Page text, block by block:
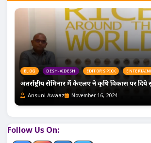
BLOG DESH-VIDESH EDITOR'S PICK
अंतर्राष्ट्रीय सेमिनार में केएलए ने कृषि विकास पर
Ansuni Awaaz November 16, 2024
Follow Us On: